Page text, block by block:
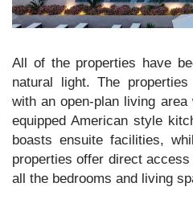
All of the properties have
natural light. The
with an open-plan living
equipped American style
boasts ensuite facilities,
properties offer direct
all the bedrooms and living